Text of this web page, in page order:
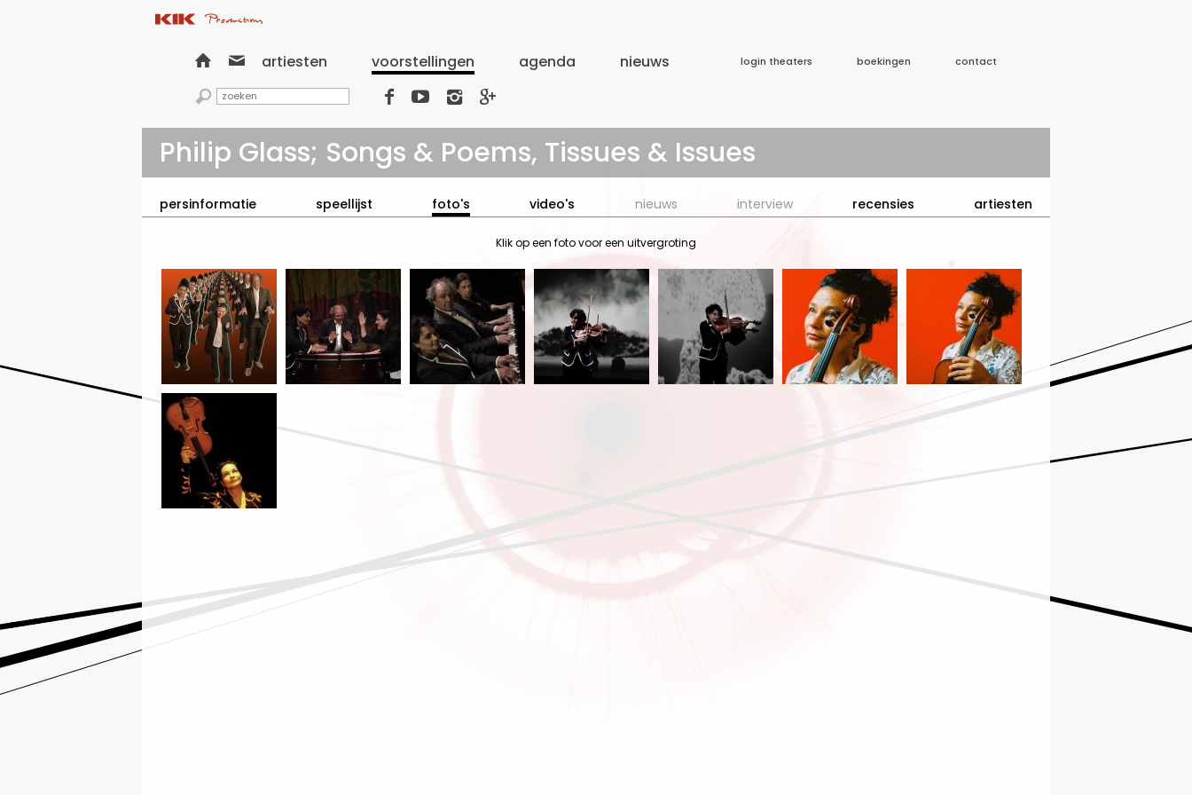
  artiesten voorstellingen agenda nieuws login theaters boekingen contact
    
Philip Glass; Songs & Poems, Tissues & Issues
persinformatie speellijst foto's video's nieuws interview recensies artiesten
Klik op een foto voor een uitvergroting